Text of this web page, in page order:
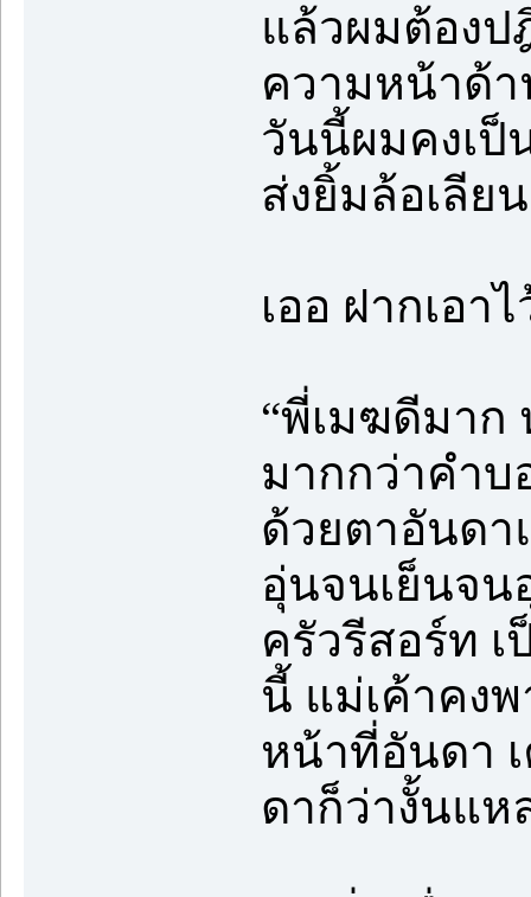
แล้วผมต้องป
ความหน้าด้า
วันนี้ผมคงเป็
ส่งยิ้มล้อเลีย
เออ ฝากเอา
“พี่เมฆดีมาก
มากกว่าคำบ
ด้วยตาอันดา
อุ่นจนเย็นจน
ครัวรีสอร์ท
นี้ แม่เค้าคง
หน้าที่อันดา
ดาก็ว่างั้นแห